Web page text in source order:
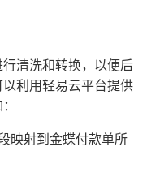
清洗和转换，以便后
利用轻易云平台提供
映射到金蝶付款单所